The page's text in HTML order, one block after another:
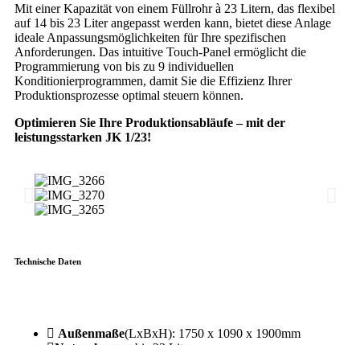
Mit einer Kapazität von einem Füllrohr à 23 Litern, das flexibel
auf 14 bis 23 Liter angepasst werden kann, bietet diese Anlage
ideale Anpassungsmöglichkeiten für Ihre spezifischen
Anforderungen. Das intuitive Touch-Panel ermöglicht die
Programmierung von bis zu 9 individuellen
Konditionierprogrammen, damit Sie die Effizienz Ihrer
Produktionsprozesse optimal steuern können.
Optimieren Sie Ihre Produktionsabläufe – mit der
leistungsstarken JK 1/23!
Technische Daten
Außenmaße(LxBxH): 1750 x 1090 x 1900mm